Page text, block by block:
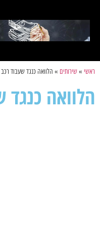
ראשי »שירותים » הלוואה כנגד שעבוד רכב
הלוואה כנגד